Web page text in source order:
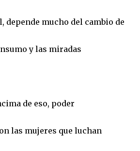
depende mucho del cambio de
y las miradas
de eso, poder
las mujeres que luchan